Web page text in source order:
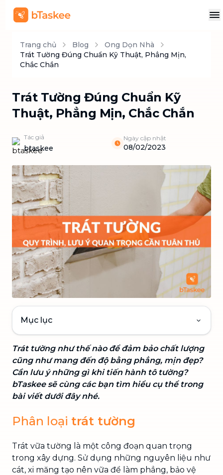
Trang chủ Blog
Ong Dọn Nhà
Trát Tường Đúng Chuẩn Kỹ Thuật, Phẳng Mịn,
Chắc Chắn
Trát Tường Đúng Chuẩn Kỹ
Thuật, Phẳng Mịn, Chắc Chắn
Tác giả
btaskee
Ngày cập nhật
08/02/2023
Mục lục
Trát tường như thế nào để đảm bảo chất lượng
cũng như mang đến độ bằng phẳng, mịn đẹp?
Cần lưu ý những gì khi tiến hành tô tường?
bTaskee sẽ cùng các bạn tìm hiểu cụ thể trong
bài viết dưới đây nhé.
Phân loại trát tường
Trát vữa tường là một công đoạn quan trọng
trong xây dựng. Sử dụng những nguyên liệu như
cát, xi măng tạo nên vữa để làm phẳng, bảo vệ